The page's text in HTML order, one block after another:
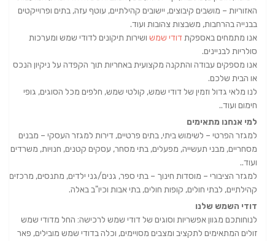
האזוריות – מושבים קיבוצים, יישובים קהילתיים, עוטף עזה, בתים ופרוייקטים
בבנייה בהרחבות, משבצות צהובות ועוד.
אנו מתמחים באספקת דודי שמש ושירות תיקונים לדודי שמש ומערכות
סולריות לבניינים.
אנו מספקים עבודה והתקנה מקצועית באחריות תוך הקפדה על ניקיון הנכס
או הבית שלכם.
לנו מלאי גדול וזמין של דודי שמש, קולטי שמש, חלפים מכל הסוגים, גופי
חימום ועוד..
למי אנחנו מתאימים
למגזר הפרטי – לשימוש ביתי, בתים פרטיים, דירות למגזר העסקי – מבנים
מסחריים, מבני תעשייה, מפעלים, בתי מסחר, עסקים קטנים, חנויות, משרדים
ועוד..
למגזר הציבורי – מוסדות חינוך – בתי ספר, גנים/גני ילדים, מתנסים, מרכזים
קהילתיים, לבתי חולים, קופות חולים, בתי אבות וכיו"ב באלה.
דודי השמש שלנו
לנוחותכם מגוון אפשריות וסוגים של דודי שמש לרכישה: החל מדודי שמש
זולים המתאימים לתקציב ומצבים מסויימים, וכלה בדודי שמש מובילים, פאר